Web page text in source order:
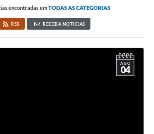
encontradas emTODAS AS CATEGORIAS
RSS RECEBA NOTÍCIAS
AGO
04